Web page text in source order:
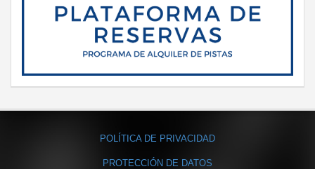
POLÍTICA DE PRIVACIDAD
PROTECCIÓN DE DATOS